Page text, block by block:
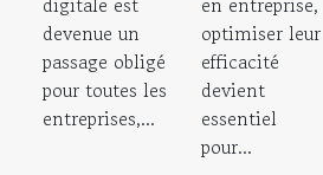
devenue un
passage obligé
pour toutes les
entreprises,...
optimiser leur
efficacité
devient
essentiel
pour...